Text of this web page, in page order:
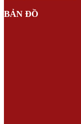
BẢN ĐỒ